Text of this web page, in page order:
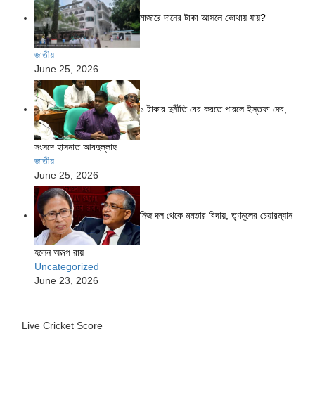
মাজারে দানের টাকা আসলে কোথায় যায়?
জাতীয়
June 25, 2026
১ টাকার দুর্নীতি বের করতে পারলে ইস্তফা দেব,
সংসদে হাসনাত আবদুল্লাহ
জাতীয়
June 25, 2026
নিজ দল থেকে মমতার বিদায়, তৃণমূলের চেয়ারম্যান
হলেন অরূপ রায়
Uncategorized
June 23, 2026
Live Cricket Score